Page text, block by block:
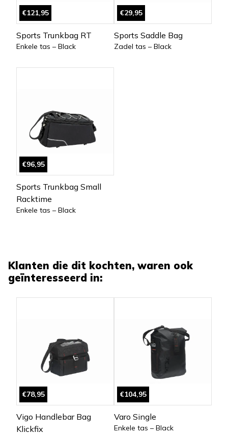
€121,95
Sports Trunkbag RT
Enkele tas – Black
€29,95
Sports Saddle Bag
Zadel tas – Black
€96,95
Sports Trunkbag Small
Racktime
Enkele tas – Black
Klanten die dit kochten, waren ook
geïnteresseerd in:
€78,95
Vigo Handlebar Bag
Klickfix
€104,95
Varo Single
Enkele tas – Black